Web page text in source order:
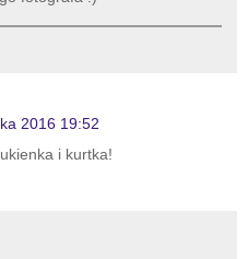
2016 19:52
i kurtka!